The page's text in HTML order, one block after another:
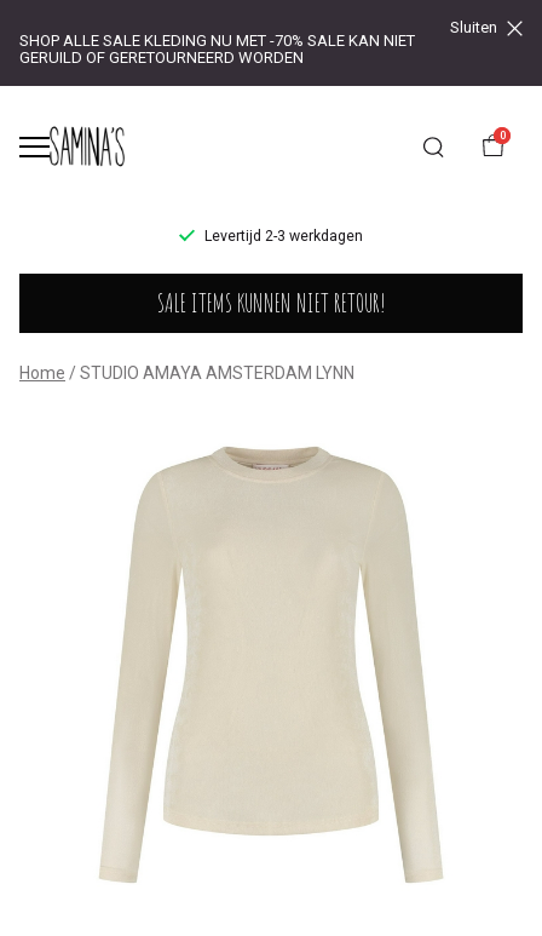
SHOP ALLE SALE KLEDING NU MET -70% SALE KAN NIET
GERUILD OF GERETOURNEERD WORDEN
Sluiten
0
Levertijd 2-3 werkdagen
STUDIO
AMAYA
AMSTERDAM
SALE ITEMS KUNNEN NIET RETOUR!
Home STUDIO AMAYA AMSTERDAM LYNN